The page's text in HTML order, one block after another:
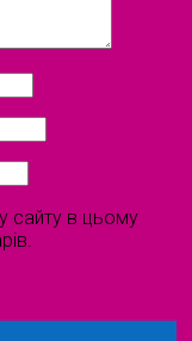
сайту в цьому